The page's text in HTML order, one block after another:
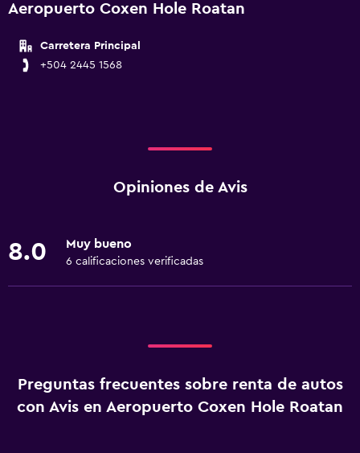
Aeropuerto Coxen Hole Roatan
Carretera Principal
+504 2445 1568
Opiniones de Avis
8.0 Muy bueno
6 calificaciones verificadas
Preguntas frecuentes sobre renta de autos
con Avis en Aeropuerto Coxen Hole Roatan